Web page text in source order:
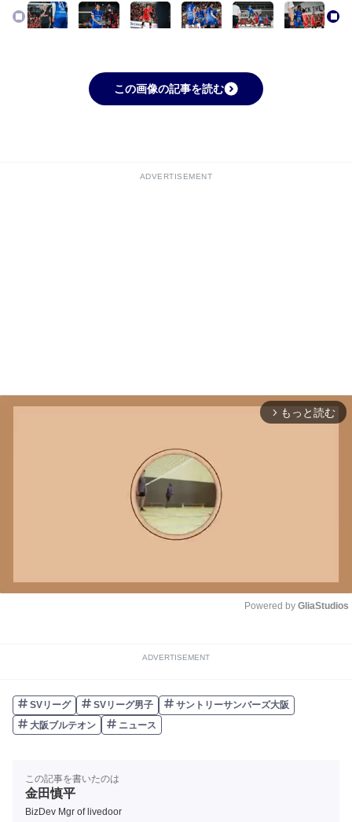
この画像の記事を読む
ADVERTISEMENT
arrow_forward_ios もっと読む
Powered by GliaStudios
ADVERTISEMENT
SVリーグ SVリーグ男子
サントリーサンバーズ大阪
大阪ブルテオン
ニュース
この記事を書いたのは
金田慎平
BizDev Mgr of livedoor